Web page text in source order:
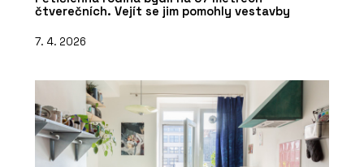
čtverečních. Vejít se jim pomohly vestavby
7. 4. 2026